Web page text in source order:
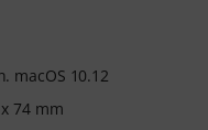
macOS 10.12
74 mm